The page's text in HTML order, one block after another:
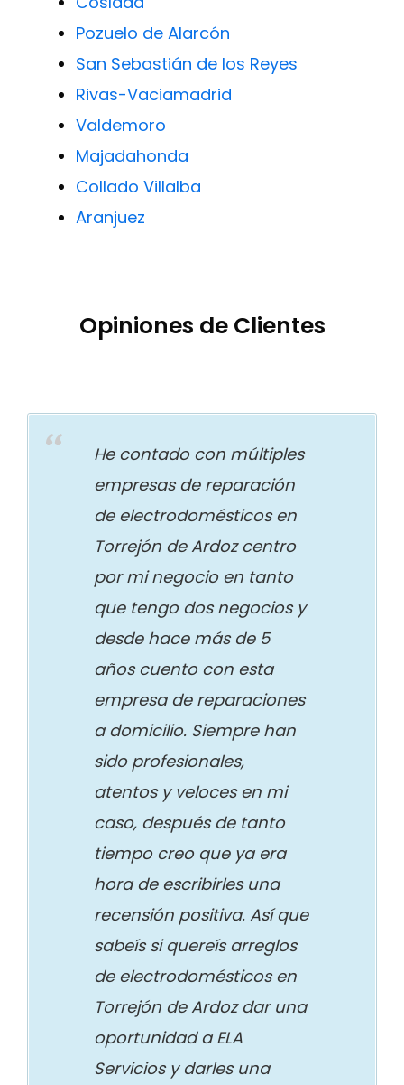
Pozuelo de Alarcón
San Sebastián de los Reyes
Rivas-Vaciamadrid
Valdemoro
Majadahonda
Collado Villalba
Aranjuez
Opiniones de Clientes
He contado con múltiples
empresas de reparación
de electrodomésticos en
Torrejón de Ardoz centro
por mi negocio en tanto
que tengo dos negocios y
desde hace más de 5
años cuento con esta
empresa de reparaciones
a domicilio. Siempre han
sido profesionales,
atentos y veloces en mi
caso, después de tanto
tiempo creo que ya era
hora de escribirles una
recensión positiva. Así que
sabeís si quereís arreglos
de electrodomésticos en
Torrejón de Ardoz dar una
oportunidad a ELA
Servicios y darles una